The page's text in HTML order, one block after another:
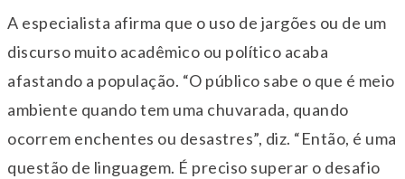
A especialista afirma que o uso de jargões ou de um
discurso muito acadêmico ou político acaba
afastando a população. “O público sabe o que é meio
ambiente quando tem uma chuvarada, quando
ocorrem enchentes ou desastres”, diz. “Então, é uma
questão de linguagem. É preciso superar o desafio